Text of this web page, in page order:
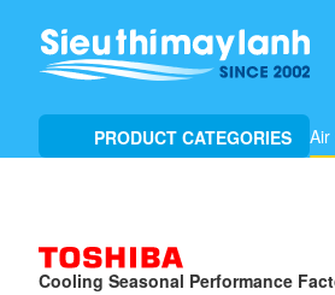
PRODUCT CATEGORIES Air
Cooling Seasonal Performance